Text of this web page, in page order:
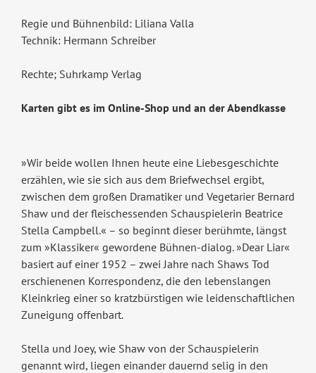
Regie und Bühnenbild: Liliana Valla
Technik: Hermann Schreiber
Rechte; Suhrkamp Verlag
Karten gibt es im Online-Shop und an der Abendkasse
»Wir beide wollen Ihnen heute eine Liebesgeschichte
erzählen, wie sie sich aus dem Briefwechsel ergibt,
zwischen dem großen Dramatiker und Vegetarier Bernard
Shaw und der fleischessenden Schauspielerin Beatrice
Stella Campbell.« – so beginnt dieser berühmte, längst
zum »Klassiker« gewordene Bühnen-dialog. »Dear Liar«
basiert auf einer 1952 – zwei Jahre nach Shaws Tod
erschienenen Korrespondenz, die den lebenslangen
Kleinkrieg einer so kratzbürstigen wie leidenschaftlichen
Zuneigung offenbart.
Stella und Joey, wie Shaw von der Schauspielerin
genannt wird, liegen einander dauernd selig in den